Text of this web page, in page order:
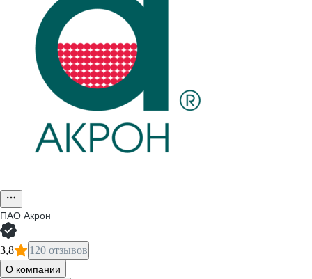
ПАО Акрон
3,8 120 отзывов
О компании